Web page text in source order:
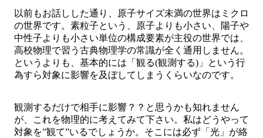
以前もお話しした通り、原子サイズ未満の世界はミクロ
の世界です。素粒子という、原子よりも小さい、陽子や
中性子よりも小さい単位の構成要素が主役の世界では、
高校物理で習う古典物理学の常識が全く通用しません。
というよりも、基本的には「観る(観測する)」という行
為すら対象に影響を及ぼしてしまうくらいなのです。
観測するだけで相手に影響？？と思うかも知れません
が、これを物理的に考えてみて下さい。私はどうやって
対象を”観て”いるでしょうか。そこには必ず「光」が絡